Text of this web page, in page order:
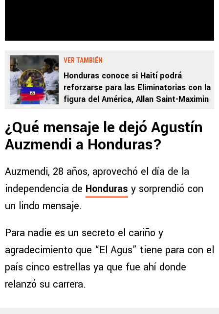
VER TAMBIÉN
Honduras conoce si Haití podrá
reforzarse para las Eliminatorias con la
figura del América, Allan Saint-Maximin
¿Qué mensaje le dejó Agustín
Auzmendi a Honduras?
Auzmendi, 28 años, aprovechó el día de la
independencia de Honduras y sorprendió con
un lindo mensaje.
Para nadie es un secreto el cariño y
agradecimiento que “El Agus” tiene para con el
país cinco estrellas ya que fue ahí donde
relanzó su carrera.